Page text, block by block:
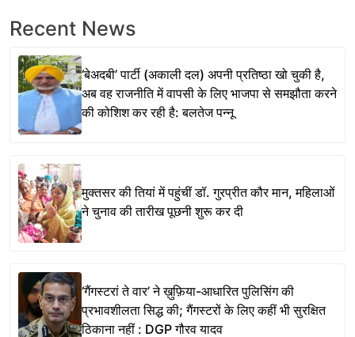
Recent News
‘बेअदबी’ पार्टी (अकाली दल) अपनी प्रतिष्ठा खो चुकी है,
अब वह राजनीति में वापसी के लिए भाजपा से समझौता करने
की कोशिश कर रही है: बलतेज पन्नू
मुक्तसर की तियां में पहुंचीं डॉ. गुरप्रीत कौर मान, महिलाओं
ने चुनाव की तारीख पूछनी शुरू कर दी
‘गैंगस्टरां ते वार’ ने ख़ुफ़िया-आधारित पुलिसिंग की
प्रभावशीलता सिद्ध की; गैंगस्टरों के लिए कहीं भी सुरक्षित
ठिकाना नहीं : DGP गौरव यादव